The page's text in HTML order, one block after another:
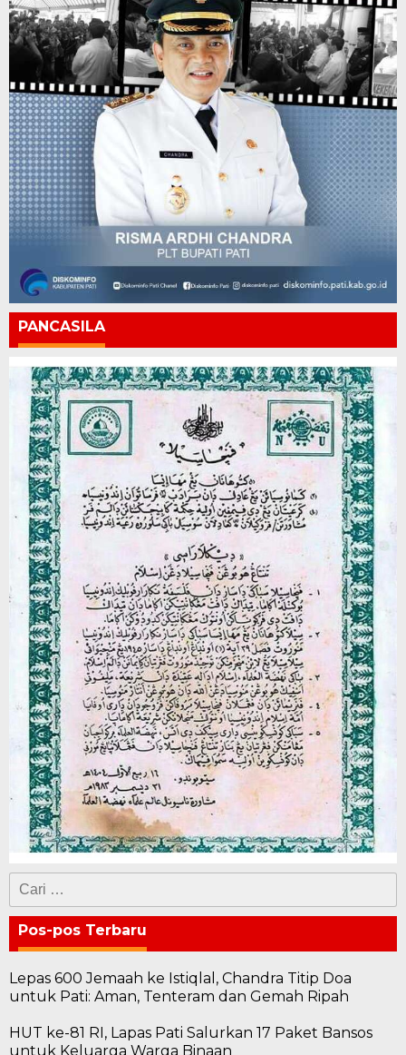
PANCASILA
Cari
untuk:
Pos-pos Terbaru
Lepas 600 Jemaah ke Istiqlal, Chandra Titip Doa
untuk Pati: Aman, Tenteram dan Gemah Ripah
HUT ke-81 RI, Lapas Pati Salurkan 17 Paket Bansos
untuk Keluarga Warga Binaan